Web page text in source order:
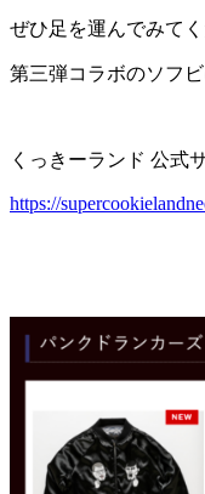
ぜひ足を運んでみてく
第三弾コラボのソフ
くっきーランド 公式
https://